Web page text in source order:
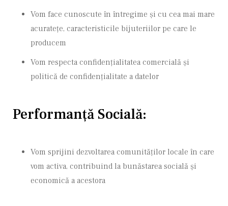
Vom face cunoscute în întregime și cu cea mai mare
acuratețe, caracteristicile bijuteriilor pe care le
producem
Vom respecta confidențialitatea comercială și
politică de confidențialitate a datelor
Performanță Socială:
Vom sprijini dezvoltarea comunităților locale în care
vom activa, contribuind la bunăstarea socială și
economică a acestora